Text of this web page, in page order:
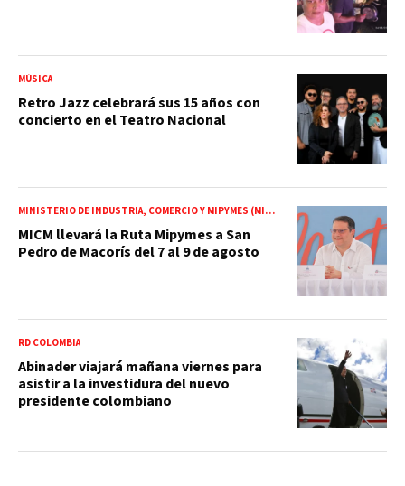
MÚSICA
Retro Jazz celebrará sus 15 años con
concierto en el Teatro Nacional
MINISTERIO DE INDUSTRIA, COMERCIO Y MIPYMES (MICM)
MICM llevará la Ruta Mipymes a San
Pedro de Macorís del 7 al 9 de agosto
RD COLOMBIA
Abinader viajará mañana viernes para
asistir a la investidura del nuevo
presidente colombiano